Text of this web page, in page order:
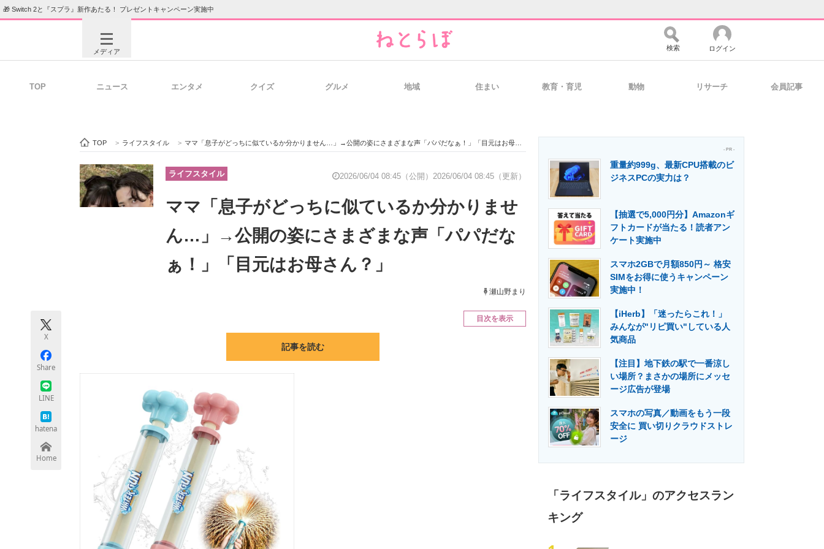
🎁 Switch 2と『スプラ』新作あたる！ プレゼントキャンペーン実施中
メディア
ビジネスと働き方のヒント 経営リーダーのコミュニティ マーケ×ITの今がよく分かる
IT製品の技術・比較・事例 製造業のIT導入・活用を支援
エネルギーの専門メディア 建設×テクノロジーの最前線
検索 ログイン
TOP ニュース エンタメ クイズ グルメ 地域 住まい 教育・育児 動物 リサーチ 会員記事
TOP > ライフスタイル > ママ「息子がどっちに似ているか分かりません…」→公開の姿にさまざまな声「パパだなぁ！」「目元はお母さん？」
ライフスタイル 2026/06/04 08:45（公開） 2026/06/04 08:45（更新）
ママ「息子がどっちに似ているか分かりませ
ん…」→公開の姿にさまざまな声「パパだな
ぁ！」「目元はお母さん？」
瀬山野まり
X
Share
LINE
hatena
Home
目次を表示
記事を読む
- PR -
重量約999g、最新CPU搭載のビ
ジネスPCの実力は？
【抽選で5,000円分】Amazonギ
フトカードが当たる！読者アン
ケート実施中
スマホ2GBで月額850円～ 格安
SIMをお得に使うキャンペーン
実施中！
【iHerb】「迷ったらこれ！」
みんなが"リピ買い"している人
気商品
【注目】地下鉄の駅で一番涼し
い場所？まさかの場所にメッセ
ージ広告が登場
スマホの写真／動画をもう一段
安全に 買い切りクラウドストレ
ージ
「ライフスタイル」のアクセスラン
キング